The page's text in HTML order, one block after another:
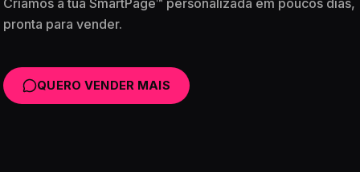
pronta para vender.
QUERO VENDER MAIS